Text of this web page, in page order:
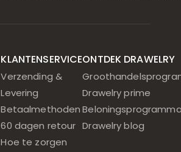
KLANTENSERVICE
Verzending &
Levering
Betaalmethoden
60 dagen retour
Hoe te zorgen
ONTDEK DRAWELRY
Drawelry prime
Drawelry blog